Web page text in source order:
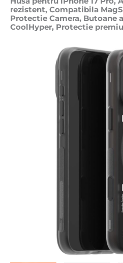
rezistent, Compatibila
Protectie Camera, Butoane
CoolHyper, Protectie